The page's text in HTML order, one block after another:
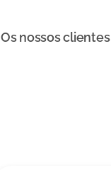
Os nossos clientes